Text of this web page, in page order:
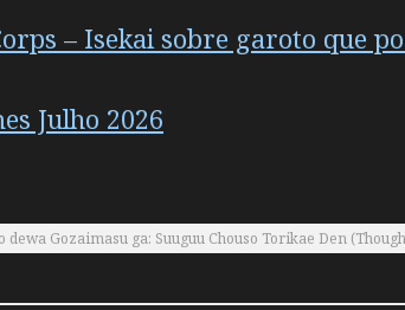
– Isekai sobre garoto que
Julho 2026
dewa Gozaimasu ga: Suuguu Chouso Torikae Den